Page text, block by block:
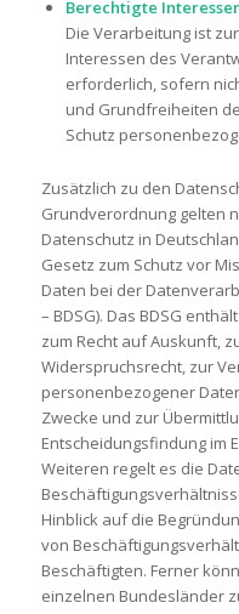
Berechtigte Interessen
Die Verarbeitung ist
Interessen des
erforderlich, sofern
und Grundfreiheiten
Schutz
Zusätzlich zu den
Grundverordnung gelten
Datenschutz in
Gesetz zum Schutz vor
Daten bei der
– BDSG). Das BDSG
zum Recht auf Auskunft,
Widerspruchsrecht, zur
personenbezogener
Zwecke und zur
Entscheidungsfindung im
Weiteren regelt es die
Hinblick auf die
von
Beschäftigten. Ferner
einzelnen Bundesländer